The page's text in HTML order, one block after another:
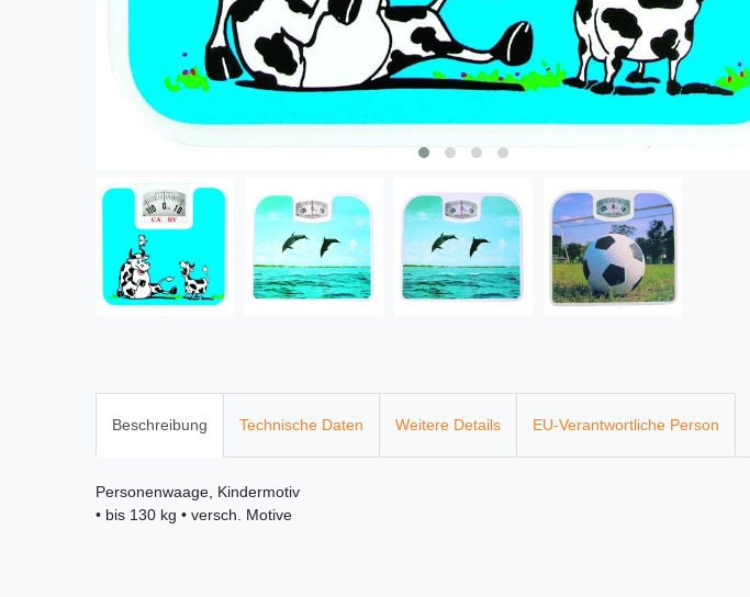
Beschreibung Technische Daten Weitere Details EU-Verantwortliche Person
Personenwaage, Kindermotiv
• bis 130 kg • versch. Motive